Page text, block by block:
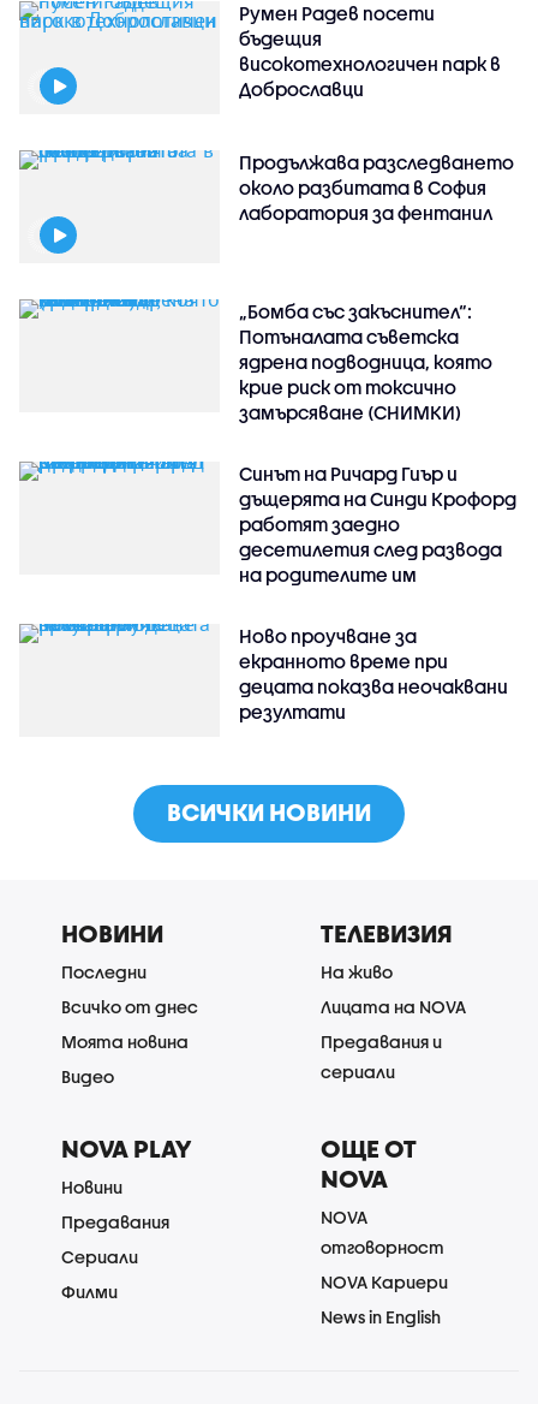
Румен Радев посети
бъдещия
високотехнологичен парк в
Доброславци
Продължава разследването
около разбитата в София
лаборатория за фентанил
„Бомба със закъснител“:
Потъналата съветска
ядрена подводница, която
крие риск от токсично
замърсяване (СНИМКИ)
Синът на Ричард Гиър и
дъщерята на Синди Крофорд
работят заедно
десетилетия след развода
на родителите им
Ново проучване за
екранното време при
децата показва неочаквани
резултати
ВСИЧКИ НОВИНИ
НОВИНИ
Последни
Всичко от днес
Моята новина
Видео
ТЕЛЕВИЗИЯ
На живо
Лицата на NOVA
Предавания и
сериали
NOVA PLAY
Новини
Предавания
Сериали
Филми
ОЩЕ ОТ
NOVA
NOVA
отговорност
NOVA Кариери
News in English